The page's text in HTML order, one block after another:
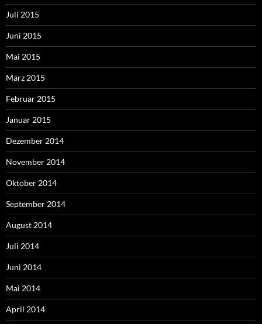
Juli 2015
Juni 2015
Mai 2015
März 2015
Februar 2015
Januar 2015
Dezember 2014
November 2014
Oktober 2014
September 2014
August 2014
Juli 2014
Juni 2014
Mai 2014
April 2014